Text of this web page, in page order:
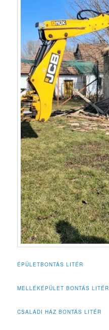
ÉPÜLETBONTÁS LITÉR
MELLÉKÉPÜLET BONTÁS LITÉR
CSALÁDI HÁZ BONTÁS LITÉR